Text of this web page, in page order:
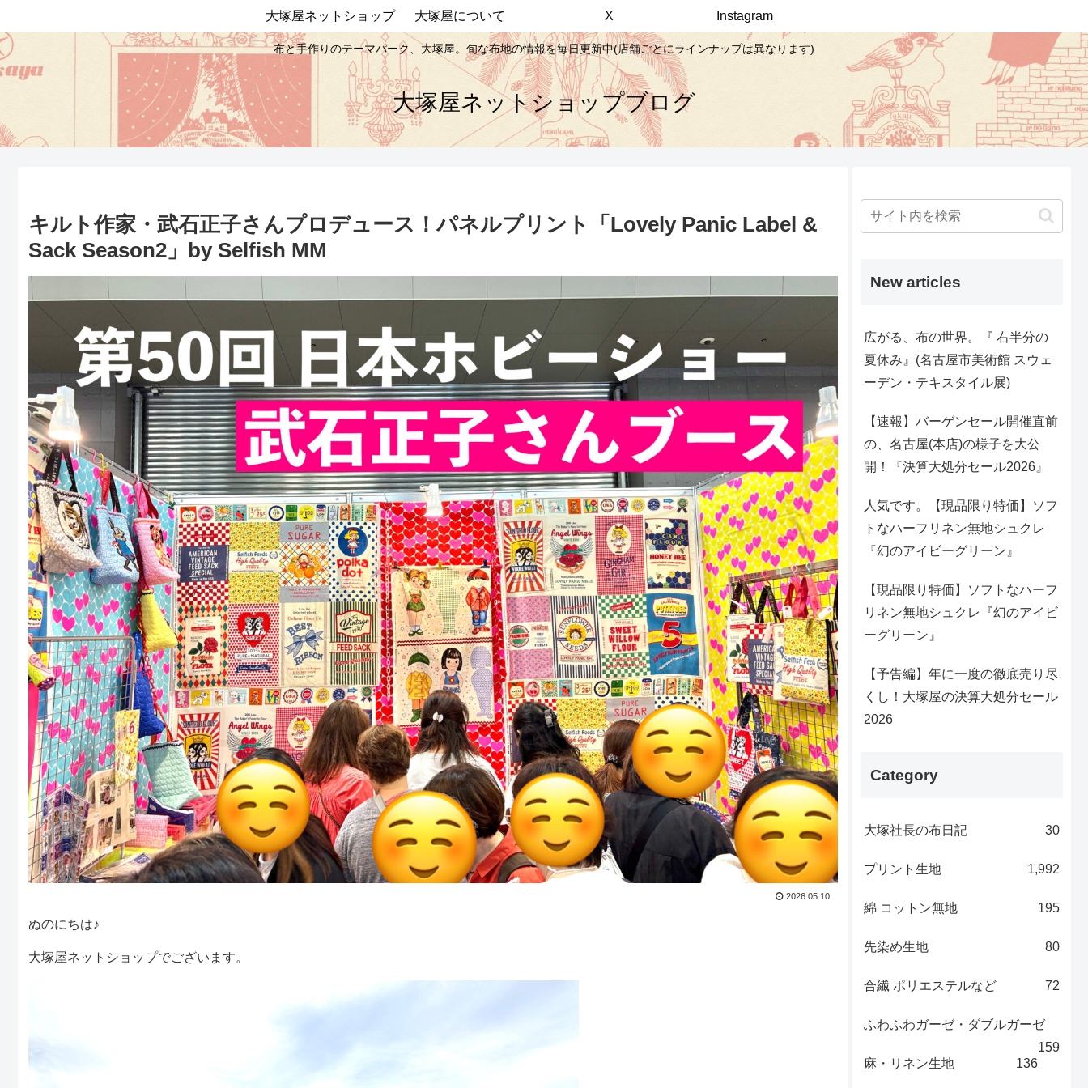
布と手作りのテーマパーク、大塚屋。旬な布地の情報を毎日更新中(店舗ごとにラインナップは異なります)
大塚屋ネットショップブログ
大塚屋ネットショップ 大塚屋について X Instagram
キルト作家・武石正子さんプロデュース！パネルプリント「Lovely Panic Label &
Sack Season2」by Selfish MM
2026.05.10
ぬのにちは♪
大塚屋ネットショップでございます。
New articles
広がる、布の世界。『 右半分の
夏休み』(名古屋市美術館 スウェ
ーデン・テキスタイル展)
【速報】バーゲンセール開催直前
の、名古屋(本店)の様子を大公
開！『決算大処分セール2026』
人気です。【現品限り特価】ソフ
トなハーフリネン無地シュクレ
『幻のアイビーグリーン』
【現品限り特価】ソフトなハーフ
リネン無地シュクレ『幻のアイビ
ーグリーン』
【予告編】年に一度の徹底売り尽
くし！大塚屋の決算大処分セール
2026
Category
大塚社長の布日記 30
プリント生地 1,992
綿 コットン無地 195
先染め生地 80
合繊 ポリエステルなど 72
ふわふわガーゼ・ダブルガーゼ
159
麻・リネン生地
136